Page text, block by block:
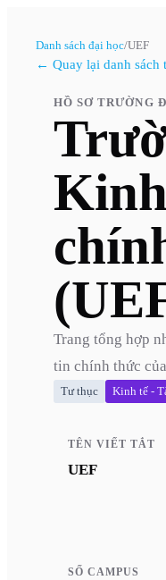
Danh sách đại học/UEF
← Quay lại danh sách
HỒ SƠ TRƯỜNG
Trang tổng hợp
tin chính thức của
Tư thục Kinh tế -
TÊN VIẾT TẮT
UEF
SỐ CAMPUS